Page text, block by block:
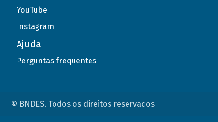
YouTube
Instagram
Ajuda
Perguntas frequentes
© BNDES. Todos os direitos reservados